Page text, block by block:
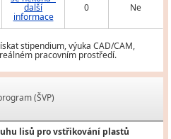
další
informace
0 Ne
stipendium, výuka CAD/CAM,
pracovním prostředí.
(ŠVP)
lisů pro vstřikování plastů